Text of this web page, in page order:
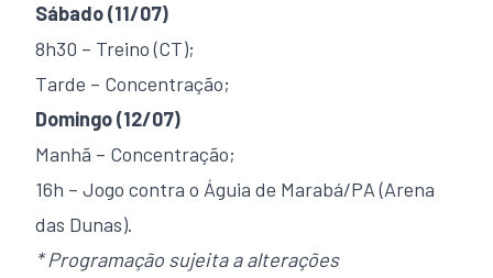
Sábado (11/07)
8h30 – Treino (CT);
Tarde – Concentração;
Domingo (12/07)
Manhã – Concentração;
16h – Jogo contra o Águia de Marabá/PA (Arena
das Dunas).
* Programação sujeita a alterações